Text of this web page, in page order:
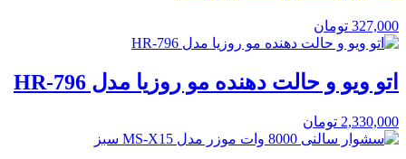
327,000 تومان
اتو ویو و حالت دهنده مو روزیا مدل HR-796
2,330,000 تومان